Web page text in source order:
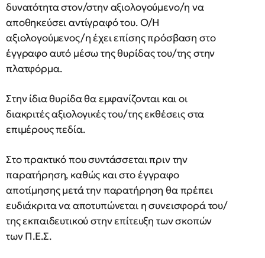
δυνατότητα στον/στην αξιολογούμενο/η να
αποθηκεύσει αντίγραφό του. Ο/Η
αξιολογούμενος/η έχει επίσης πρόσβαση στο
έγγραφο αυτό μέσω της θυρίδας του/της στην
πλατφόρμα.
Στην ίδια θυρίδα θα εμφανίζονται και οι
διακριτές αξιολογικές του/της εκθέσεις στα
επιμέρους πεδία.
Στο πρακτικό που συντάσσεται πριν την
παρατήρηση, καθώς και στο έγγραφο
αποτίμησης μετά την παρατήρηση θα πρέπει
ευδιάκριτα να αποτυπώνεται η συνεισφορά του/
της εκπαιδευτικού στην επίτευξη των σκοπών
των Π.Ε.Σ.